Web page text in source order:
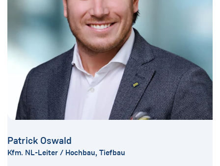
Patrick Oswald
Kfm. NL-Leiter / Hochbau, Tiefbau